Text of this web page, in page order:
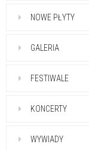
NOWE PŁYTY
GALERIA
FESTIWALE
KONCERTY
WYWIADY